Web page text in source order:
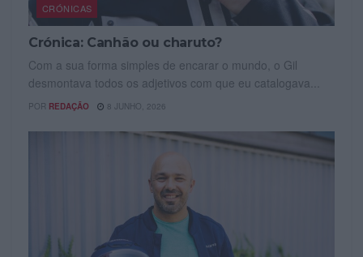
CRÓNICAS
Crónica: Canhão ou charuto?
Com a sua forma simples de encarar o mundo, o Gil
desmontava todos os adjetivos com que eu catalogava...
POR REDAÇÃO 8 JUNHO, 2026